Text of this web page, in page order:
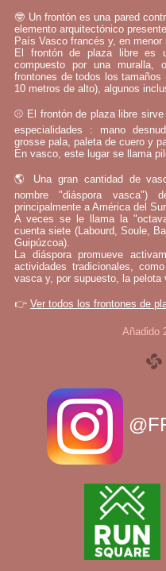
🤓 Un frontón es una pared
elemento arquitectónico
País Vasco francés y, en
El frontón de plaza libre es
compuesto por una muralla,
frontones de todos los
10 metros de alto), algunos
⚾ El frontón de plaza libre
especialidades : mano
grosse pala, paleta de cuero y
En vasco, este lugar se llama
🌎 Una gran cantidad de
nombre "diáspora vasca")
principalmente a América del
A veces se le llama la
cuenta siete (Labourd, Soule,
Guipúzcoa).
La diáspora promueve
actividades tradicionales,
vasca y, por supuesto, la pelota
👉 Ver todos los frontones de
Añadido